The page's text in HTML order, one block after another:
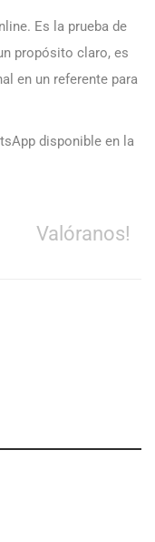
Es la prueba de
propósito claro, es
en un referente para
disponible en la
Valóranos!
compromiso para el